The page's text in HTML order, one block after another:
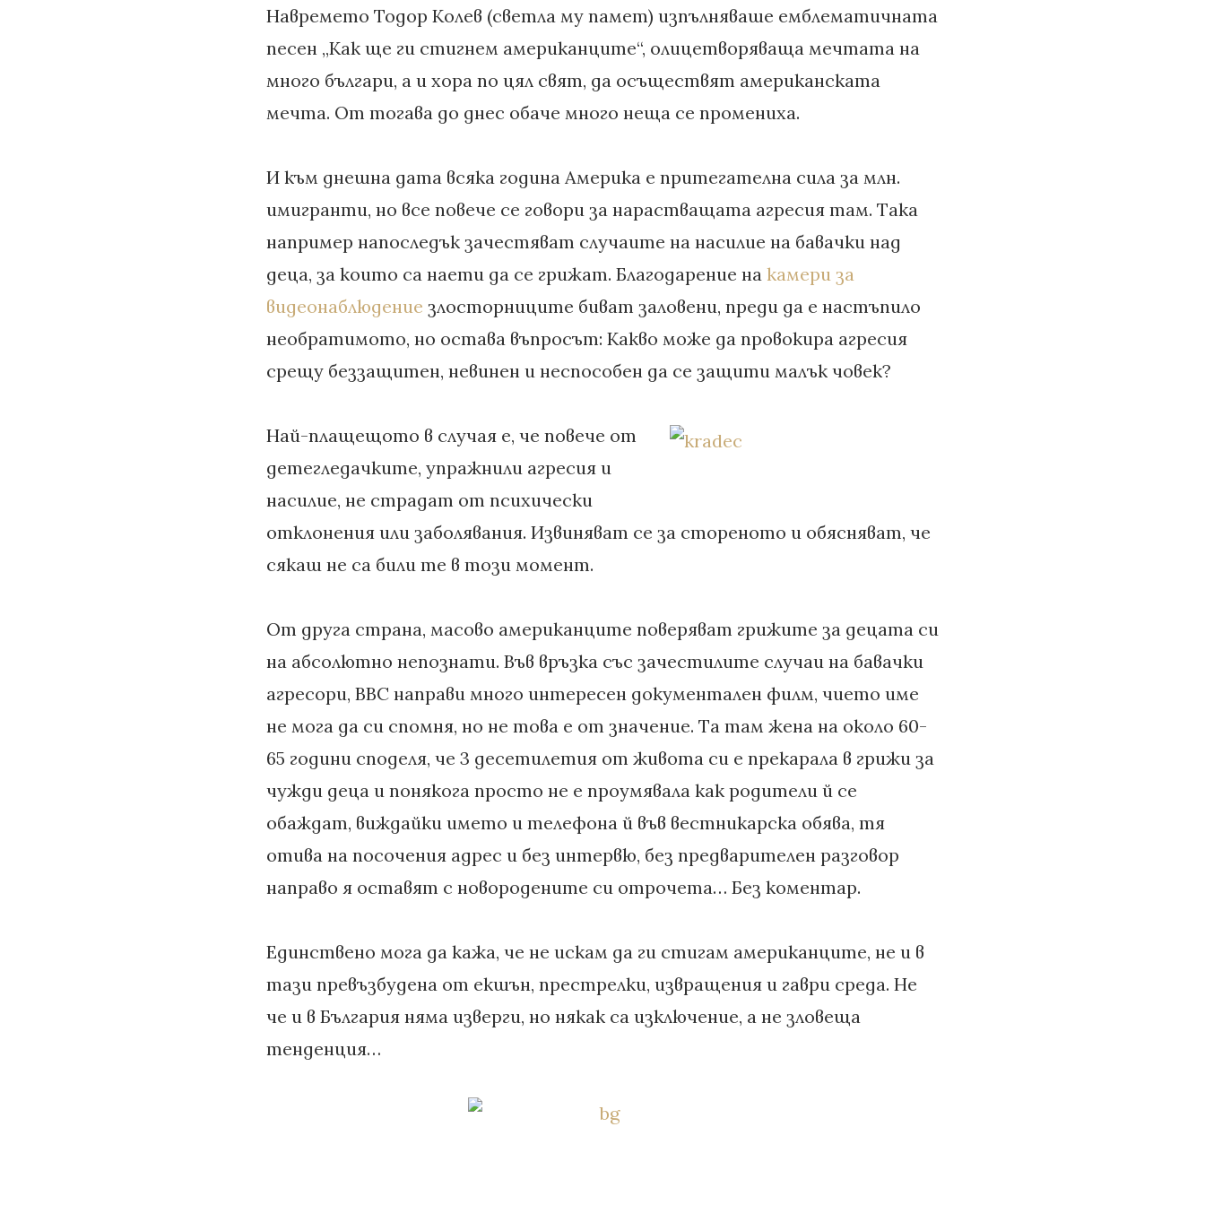
Навремето Тодор Колев (светла му памет) изпълняваше емблематичната
песен „Как ще ги стигнем американците“, олицетворяваща мечтата на
много българи, а и хора по цял свят, да осъществят американската
мечта. От тогава до днес обаче много неща се промениха.
И към днешна дата всяка година Америка е притегателна сила за млн.
имигранти, но все повече се говори за нарастващата агресия там. Така
например напоследък зачестяват случаите на насилие на бавачки над
деца, за които са наети да се грижат. Благодарение на камери за
видеонаблюдение злосторниците биват заловени, преди да е настъпило
необратимото, но остава въпросът: Какво може да провокира агресия
срещу беззащитен, невинен и неспособен да се защити малък човек?
Най-плащещото в случая е, че повече от
детегледачките, упражнили агресия и
насилие, не страдат от психически
отклонения или заболявания. Извиняват се за стореното и обясняват, че
сякаш не са били те в този момент.
От друга страна, масово американците поверяват грижите за децата си
на абсолютно непознати. Във връзка със зачестилите случаи на бавачки
агресори, BBC направи много интересен документален филм, чието име
не мога да си спомня, но не това е от значение. Та там жена на около 60-
65 години споделя, че 3 десетилетия от живота си е прекарала в грижи за
чужди деца и понякога просто не е проумявала как родители й се
обаждат, виждайки името и телефона й във вестникарска обява, тя
отива на посочения адрес и без интервю, без предварителен разговор
направо я оставят с новородените си отрочета… Без коментар.
Единствено мога да кажа, че не искам да ги стигам американците, не и в
тази превъзбудена от екшън, престрелки, извращения и гаври среда. Не
че и в България няма изверги, но някак са изключение, а не зловеща
тенденция…